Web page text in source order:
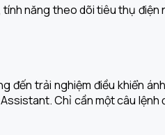
năng theo dõi tiêu thụ
trải nghiệm điều khiển
Chỉ cần một câu lệnh